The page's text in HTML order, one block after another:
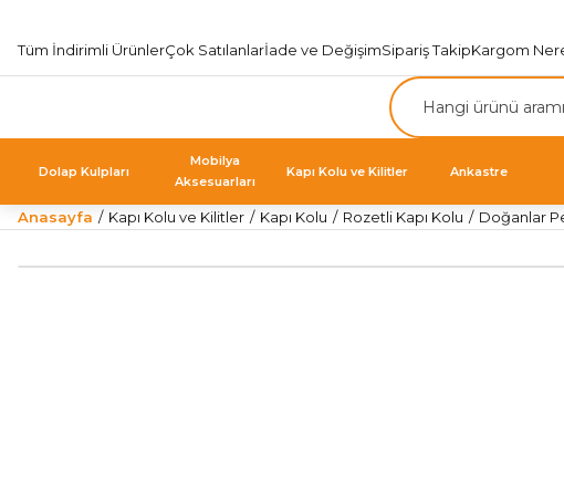
Tüm İndirimli ÜrünlerÇok Satılanlarİade ve DeğişimSipariş TakipKargom
Dolap Kulpları
Mobilya
Aksesuarları
Kapı Kolu ve Kilitler Ankastre
Anasayfa Kapı Kolu ve Kilitler Kapı Kolu Rozetli Kapı Kolu Doğanlar